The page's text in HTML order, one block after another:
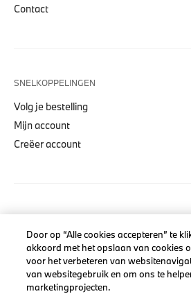
Contact
SNELKOPPELINGEN
Volg je bestelling
Mijn account
Creëer account
COLLECTIES
Heren
Dames
Petten
Door op “Alle cookies accepteren” te
akkoord met het opslaan van cookies
voor het verbeteren van
van websitegebruik en om ons te
marketingprojecten.